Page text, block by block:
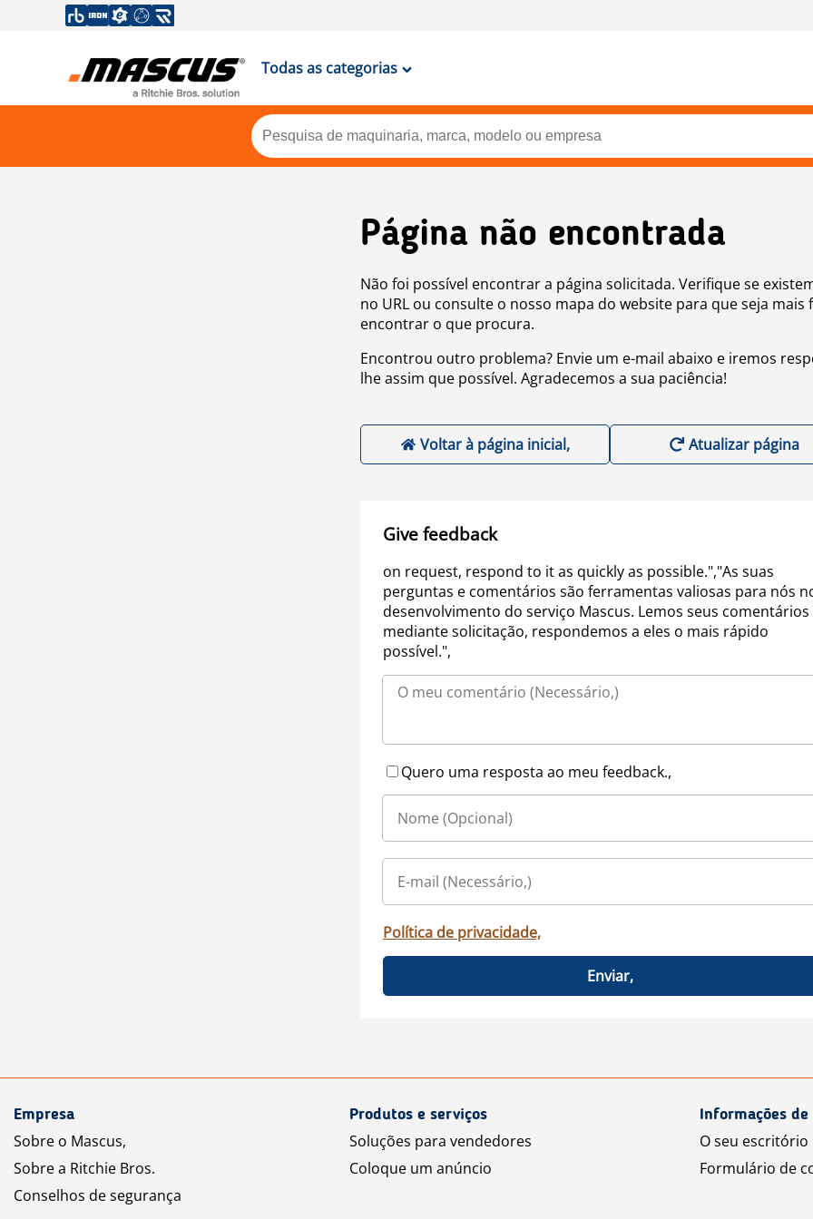
Todas as categorias
Página não encontrada
Não foi possível encontrar a página solicitada. Verifique se
no URL ou consulte o nosso mapa do website para que seja mais
encontrar o que procura.
Encontrou outro problema? Envie um e-mail abaixo e iremos
lhe assim que possível. Agradecemos a sua paciência!
Voltar à página inicial, Atualizar página
Give feedback
on request, respond to it as quickly as possible.","As suas
perguntas e comentários são ferramentas valiosas para nós
desenvolvimento do serviço Mascus. Lemos seus comentários
mediante solicitação, respondemos a eles o mais rápido
possível.",
Quero uma resposta ao meu feedback.,
Política de privacidade,
Enviar,
Empresa
Sobre o Mascus,
Sobre a Ritchie Bros.
Conselhos de segurança
Produtos e serviços
Soluções para vendedores
Coloque um anúncio
Informações
O seu escritório
Formulário de